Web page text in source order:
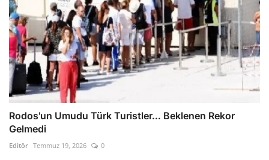
Rodos'un Umudu Türk Turistler... Beklenen Rekor
Gelmedi
Editör Temmuz 19, 2026 0